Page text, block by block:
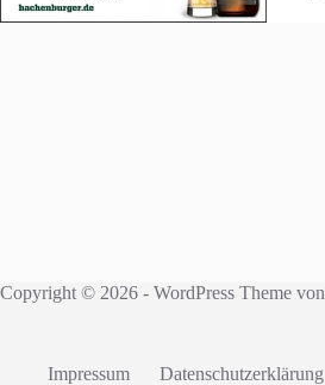
Copyright © 2026 - WordPress Theme von
Impressum Datenschutzerklärung